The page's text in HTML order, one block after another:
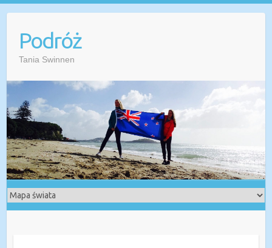
Podróż
Tania Swinnen